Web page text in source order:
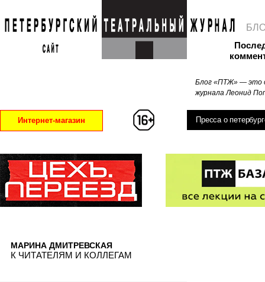
Блог «ПТЖ» — это
журнала Леонид
Интернет-магазин Пресса о
МАРИНА ДМИТРЕВСКАЯ
К ЧИТАТЕЛЯМ И КОЛЛЕГАМ